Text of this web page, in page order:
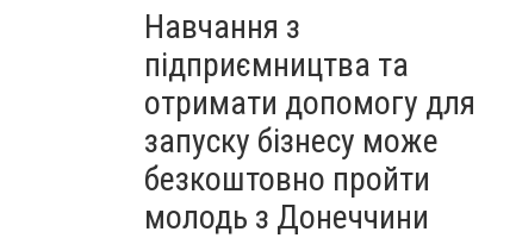
Навчання з
підприємництва та
отримати допомогу для
запуску бізнесу може
безкоштовно пройти
молодь з Донеччини